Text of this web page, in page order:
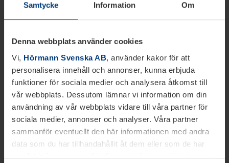
Samtycke Information Om
Denna webbplats använder cookies
Vi, Hörmann Svenska AB, använder kakor för att
personalisera innehåll och annonser, kunna erbjuda
funktioner för sociala medier och analysera åtkomst till
vår webbplats. Dessutom lämnar vi information om din
användning av vår webbplats vidare till våra partner för
sociala medier, annonser och analyser. Våra partner
sammanför eventuellt den här informationen med andra
data som du har tillhandahållit åt dem eller som de har
samlat in inom ramen för din användning av tjänsterna.